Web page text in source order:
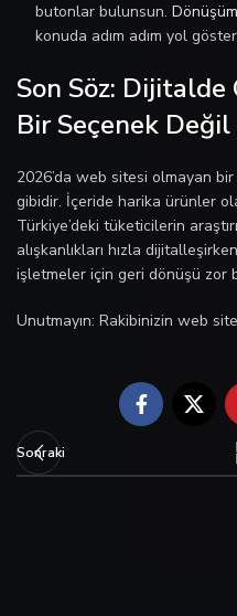
butonlar bulunsun.
konuda adım adım yol
Son Söz:
Bir Seçenek Değil
2026’da web sitesi olmayan
gibidir. İçeride harika ürünler
Türkiye’deki tüketicilerin
alışkanlıkları hızla
işletmeler için geri dönüşü zor
Unutmayın: Rakibinizin web
Sonraki